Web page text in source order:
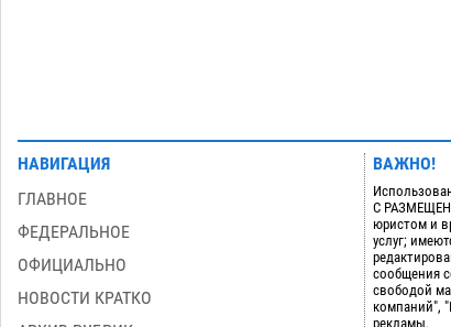
НАВИГАЦИЯ
ГЛАВНОЕ
ФЕДЕРАЛЬНОЕ
ОФИЦИАЛЬНО
НОВОСТИ КРАТКО
ВАЖНО!
С
юристом и
услуг;
сообщения
свободой
компаний",
рекламы.